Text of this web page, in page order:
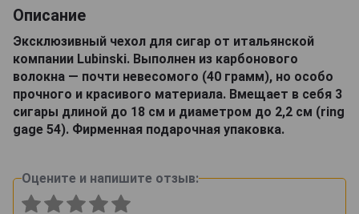
Описание
Эксклюзивный чехол для сигар от итальянской
компании Lubinski. Выполнен из карбонового
волокна — почти невесомого (40 грамм), но особо
прочного и красивого материала. Вмещает в себя 3
сигары длиной до 18 см и диаметром до 2,2 см (ring
gage 54). Фирменная подарочная упаковка.
Оцените и напишите отзыв: